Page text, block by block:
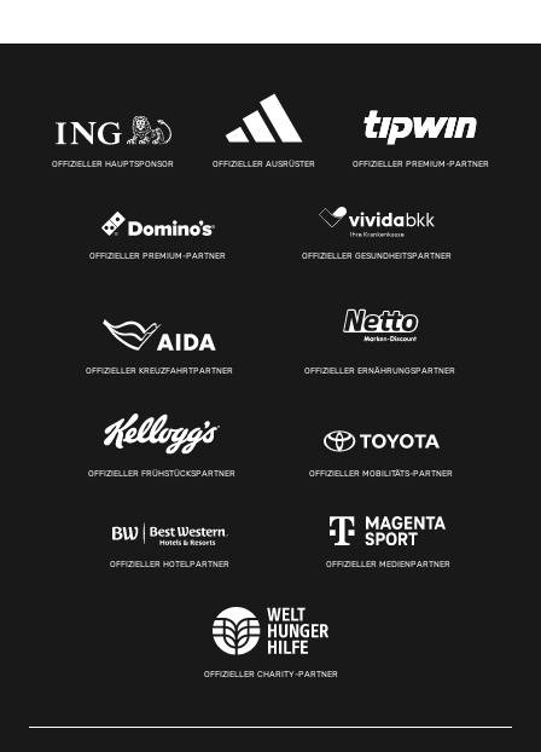
OFFIZIELLER HAUPTSPONSOR OFFIZIELLER AUSRÜSTER OFFIZIELLER PREMIUM-PARTNER
OFFIZIELLER PREMIUM-PARTNER OFFIZIELLER GESUNDHEITSPARTNER
OFFIZIELLER KREUZFAHRTPARTNER OFFIZIELLER ERNÄHRUNGSPARTNER
OFFIZIELLER FRÜHSTÜCKSPARTNER OFFIZIELLER MOBILITÄTS-PARTNER
OFFIZIELLER HOTELPARTNER OFFIZIELLER MEDIENPARTNER
OFFIZIELLER CHARITY-PARTNER